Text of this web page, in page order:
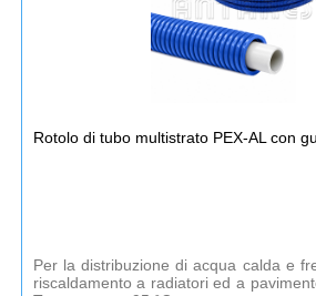
Rotolo di tubo multistrato PEX-AL con
Per la distribuzione di acqua calda e
riscaldamento a radiatori ed a